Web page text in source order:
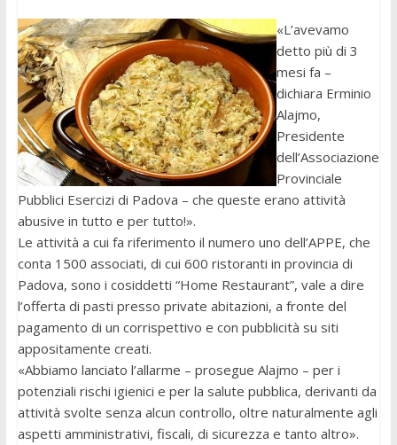
«L’avevamo
detto più di 3
mesi fa –
dichiara Erminio
Alajmo,
Presidente
dell’Associazione
Provinciale
Pubblici Esercizi di Padova – che queste erano attività
abusive in tutto e per tutto!».
Le attività a cui fa riferimento il numero uno dell’APPE, che
conta 1500 associati, di cui 600 ristoranti in provincia di
Padova, sono i cosiddetti “Home Restaurant”, vale a dire
l’offerta di pasti presso private abitazioni, a fronte del
pagamento di un corrispettivo e con pubblicità su siti
appositamente creati.
«Abbiamo lanciato l’allarme – prosegue Alajmo – per i
potenziali rischi igienici e per la salute pubblica, derivanti da
attività svolte senza alcun controllo, oltre naturalmente agli
aspetti amministrativi, fiscali, di sicurezza e tanto altro».